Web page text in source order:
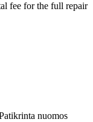
fee for the full repair
nuomos